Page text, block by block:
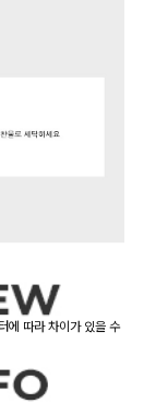
에 따라 차이가 있을 수